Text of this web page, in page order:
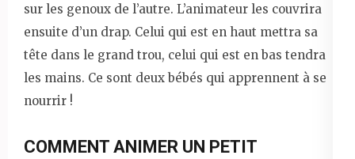
sur les genoux de l’autre. L’animateur les couvrira
ensuite d’un drap. Celui qui est en haut mettra sa
tête dans le grand trou, celui qui est en bas tendra
les mains. Ce sont deux bébés qui apprennent à se
nourrir !
COMMENT ANIMER UN PETIT